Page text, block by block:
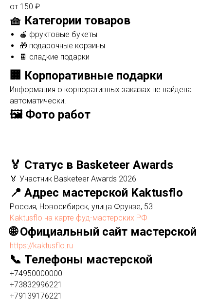
от 150 ₽
🧺 Категории товаров
🍎 фруктовые букеты
🎁 подарочные корзины
🍫 сладкие подарки
🏢 Корпоративные подарки
Информация о корпоративных заказах не найдена
автоматически.
🖼️ Фото работ
🏅 Статус в Basketeer Awards
🏅 Участник Basketeer Awards 2026
📍 Адрес мастерской Kaktusflo
Россия, Новосибирск, улица Фрунзе, 53
Kaktusflo на карте фуд-мастерских РФ
🌐 Официальный сайт мастерской
https://kaktusflo.ru
📞 Телефоны мастерской
+74950000000
+73832996221
+79139176221